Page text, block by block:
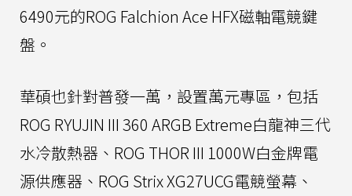
6490元的ROG Falchion Ace HFX磁軸電競鍵
盤。
華碩也針對普發一萬，設置萬元專區，包括
ROG RYUJIN III 360 ARGB Extreme白龍神三代
水冷散熱器、ROG THOR III 1000W白金牌電
源供應器、ROG Strix XG27UCG電競螢幕、